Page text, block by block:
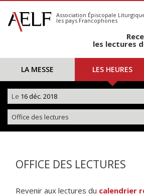
S'abonner
Calendrier
Association Épiscopale
les pays Francophones
les lectures
LA MESSE LES HEURES
Le 16 déc. 2018
Office des lectures
OFFICE DES LECTURES
Revenir aux lectures du calendrier